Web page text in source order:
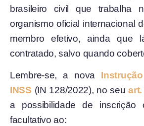
brasileiro civil que trabalha
organismo oficial internacional
membro efetivo, ainda que
contratado, salvo quando
Lembre-se, a nova
INSS (IN 128/2022), no seuart.
a possibilidade de inscrição
facultativo ao: